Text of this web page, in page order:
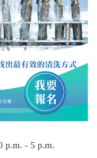
p.m. - 5 p.m.